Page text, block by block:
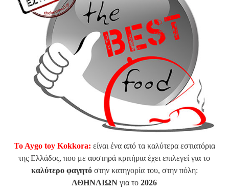
To Aygo toy Kokkora: είναι ένα από τα καλύτερα εστιατόρια
της Ελλάδος, που με αυστηρά κριτήρια έχει επιλεγεί για το
καλύτερο φαγητόστην κατηγορία του, στην πόλη:
ΑΘΗΝΑΙΩΝ για το2026